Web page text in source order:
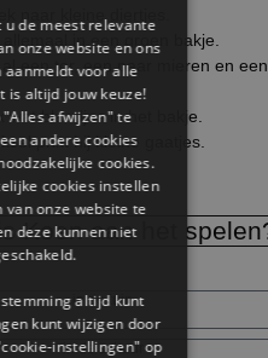
allemaal in een groen bakje.
een tor, een paar mieren en een
wat blaadjes in het bakje.
prikt hij kleine gaatjes.
Koen aan het
in de tuin
in de schuur
u de meest relevante
onze website en ons
aanmeldt voor alle
is altijd jouw keuze!
afwijzen" te
andere cookies
cookies.
cookies instellen
onze website te
deze kunnen niet
altijd kunt
kunt wijzigen door
instellingen" op